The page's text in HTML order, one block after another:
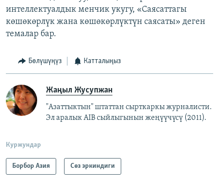
интеллектуалдык менчик укугу, «Саясаттагы
көшөкөрлүк жана көшөкөрлүктүн саясаты» деген
темалар бар.
Бөлүшүңүз Катталыңыз
Жаңыл Жусупжан
"Азаттыктын" штаттан сырткаркы журналисти.
Эл аралык AIB сыйлыгынын жеңүүчүсү (2011).
Куржундар
Борбор Азия Сөз эркиндиги